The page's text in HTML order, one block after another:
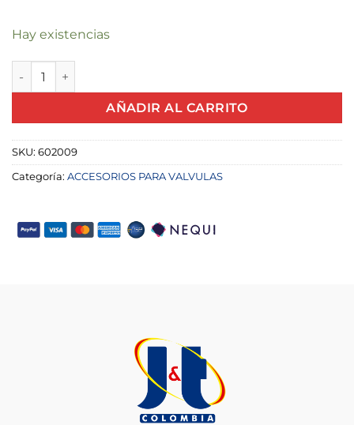
Hay existencias
TARRAJA 4 SERVICIOS OTR X UND cantidad
AÑADIR AL CARRITO
SKU: 602009
Categoría: ACCESORIOS PARA VALVULAS